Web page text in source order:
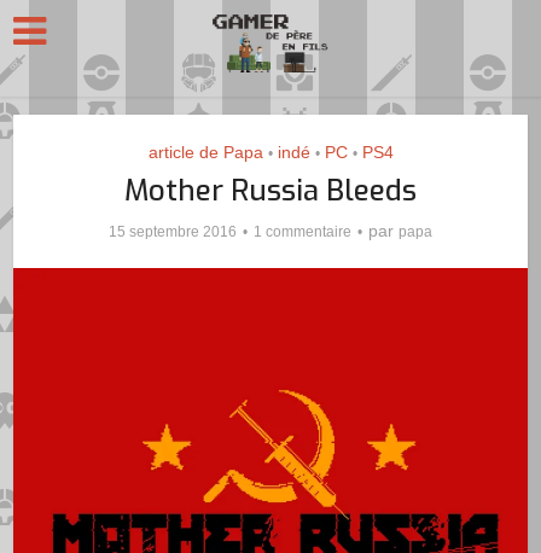
article de Papa • indé • PC • PS4
Mother Russia Bleeds
15 septembre 2016 1 commentaire par papa